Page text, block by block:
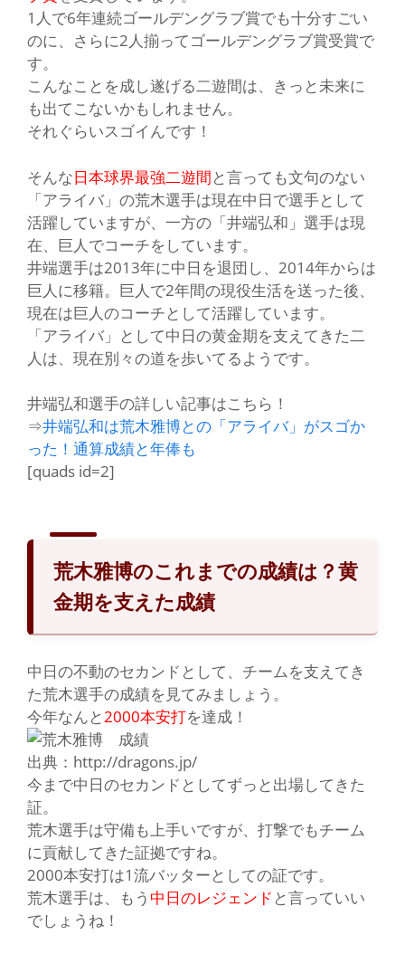
1人で6年連続ゴールデングラブ賞でも十分すごい
のに、さらに2人揃ってゴールデングラブ賞受賞で
す。
こんなことを成し遂げる二遊間は、きっと未来に
も出てこないかもしれません。
それぐらいスゴイ んです！
そんな日本球界最強二遊間と言っても文句のない
「アライバ」 の荒木選手は現在中日で選手として
活躍していますが、一方の 「井端弘和」 選手は現
在、巨人でコーチをしています。
井端選手は2013年に中日を退団し、2014年からは
巨人に移籍。巨人で2年間の現役生活を送った後、
現在は巨人のコーチとして活躍しています。
「アライバ」 として中日の黄金期を支えてきた二
人は、現在別々の道を歩いてるようです。
井端弘和選手の詳しい記事はこちら！
⇒井端弘和は荒木雅博との「アライバ」がスゴか
った！通算成績と年俸も
[quads id=2]
荒木雅博のこれまでの成績は？黄
金期を支えた成績
中日の不動のセカンドとして、チームを支えてき
た荒木選手の成績を見てみましょう。
今年なんと2000本安打を達成！
出典：http://dragons.jp/
今まで中日のセカンドとしてずっと出場してきた
証。
荒木選手は守備も上手いですが、打撃でもチーム
に貢献してきた証拠ですね。
2000本安打は1流バッターとしての証です。
荒木選手は、もう 中日のレジェンド と言っていい
でしょうね！